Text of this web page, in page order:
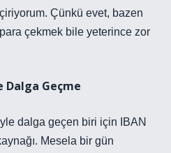
Çünkü evet, bazen
çekmek bile yeterince zor
Dalga Geçme
dalga geçen biri için IBAN
Mesela bir gün